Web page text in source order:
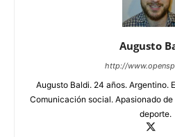
Augusto
http://
Augusto Baldi. 24 años. Argentino.
Comunicación social. Apasionado
deporte.